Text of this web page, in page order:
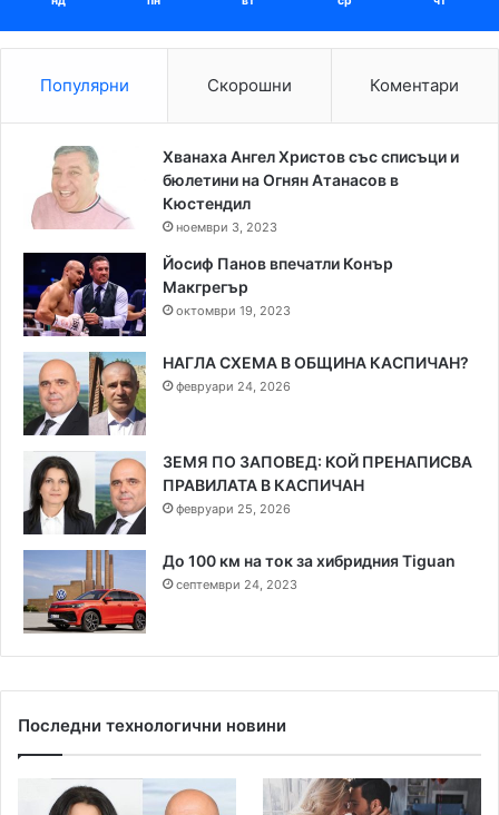
Популярни Скорошни Коментари
Хванаха Ангел Христов със списъци и
бюлетини на Огнян Атанасов в
Кюстендил
ноември 3, 2023
Йосиф Панов впечатли Конър
Макгрегър
октомври 19, 2023
НАГЛА СХЕМА В ОБЩИНА КАСПИЧАН?
февруари 24, 2026
ЗЕМЯ ПО ЗАПОВЕД: КОЙ ПРЕНАПИСВА
ПРАВИЛАТА В КАСПИЧАН
февруари 25, 2026
До 100 км на ток за хибридния Tiguan
септември 24, 2023
Последни технологични новини